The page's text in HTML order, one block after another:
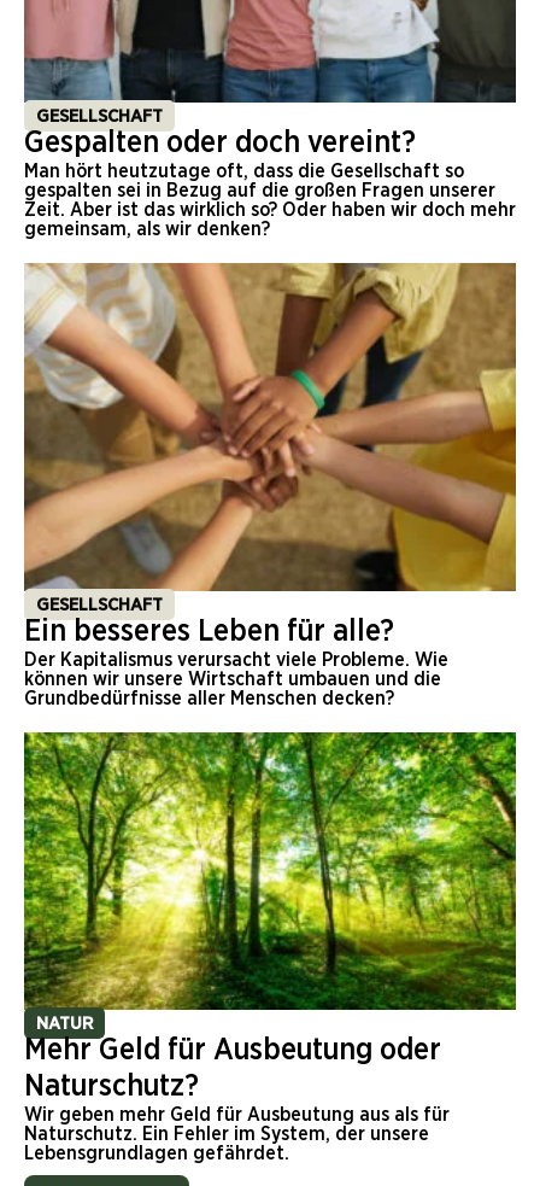
GESELLSCHAFT
Gespalten oder doch vereint?
Man hört heutzutage oft, dass die Gesellschaft so
gespalten sei in Bezug auf die großen Fragen unserer
Zeit. Aber ist das wirklich so? Oder haben wir doch mehr
gemeinsam, als wir denken?
GESELLSCHAFT
Ein besseres Leben für alle?
Der Kapitalismus verursacht viele Probleme. Wie
können wir unsere Wirtschaft umbauen und die
Grundbedürfnisse aller Menschen decken?
NATUR
Mehr Geld für Ausbeutung oder
Naturschutz?
Wir geben mehr Geld für Ausbeutung aus als für
Naturschutz. Ein Fehler im System, der unsere
Lebensgrundlagen gefährdet.